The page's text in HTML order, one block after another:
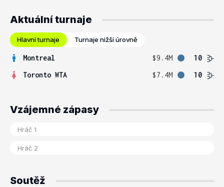
Aktuální turnaje
Hlavní turnaje Turnaje nižší úrovně
Montreal $9.4M
10
Toronto WTA
$7.4M 10
Vzájemné zápasy
Soutěž